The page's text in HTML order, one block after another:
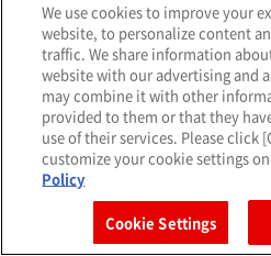
ガルボつぶ練り苺ポケットパッ
ク 37g
We use cookies to improve your
website, to personalize content
traffic. We share information
website with our advertising and
may combine it with other
provided to them or that they
use of their services. Please click
customize your cookie settings
Policy
Cookie Settings